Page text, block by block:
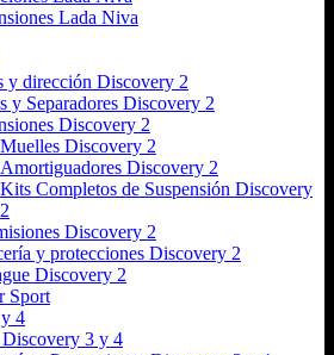
Lada Niva
y dirección Discovery 2
y Separadores Discovery 2
Discovery 2
Muelles Discovery 2
Amortiguadores Discovery 2
Kits Completos de Suspensión Discovery
2
Discovery 2
y protecciones Discovery 2
Discovery 2
Sport
4
Discovery 3 y 4